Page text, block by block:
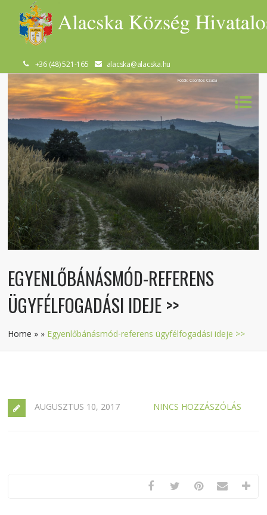
+36 (48) 521-165 alacska@alacska.hu
Fotók: Csontos Csaba
EGYENLŐBÁNÁSMÓD-REFERENS
ÜGYFÉLFOGADÁSI IDEJE >>
Home » » Egyenlőbánásmód-referens ügyfélfogadási ideje >>
AUGUSZTUS 10, 2017 NINCS HOZZÁSZÓLÁS